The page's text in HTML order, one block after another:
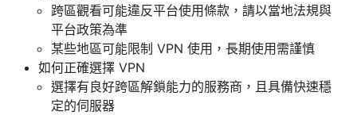
跨區觀看可能違反平台使用條款，請以當地法規與
平台政策為準
某些地區可能限制 VPN 使用，長期使用需謹慎
如何正確選擇 VPN
選擇有良好跨區解鎖能力的服務商，且具備快速穩
定的伺服器